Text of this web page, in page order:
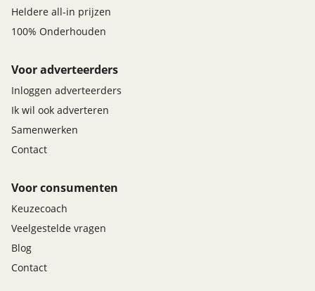
Heldere all-in prijzen
100% Onderhouden
Voor adverteerders
Inloggen adverteerders
Ik wil ook adverteren
Samenwerken
Contact
Voor consumenten
Keuzecoach
Veelgestelde vragen
Blog
Contact